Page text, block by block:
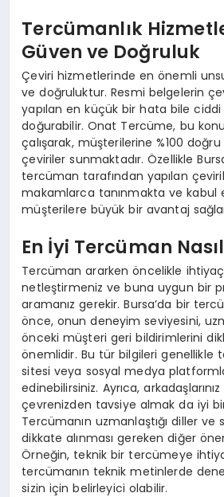
Tercümanlık
Güven ve Doğruluk
Çeviri hizmetlerinde en önemli
ve doğruluktur. Resmi belgelerin
yapılan en küçük bir hata bile
doğurabilir. Onat Tercüme, bu
çalışarak, müşterilerine %100
çeviriler sunmaktadır. Özellikle
tercüman tarafından yapılan
makamlarca tanınmakta ve kabul
müşterilere büyük bir avantaj
En İyi Tercüman
Tercüman ararken öncelikle
netleştirmeniz ve buna uygun bir
aramanız gerekir. Bursa’da bir
önce, onun deneyim seviyesini,
önceki müşteri geri bildirimlerini
önemlidir. Bu tür bilgileri genellikle
sitesi veya sosyal medya
edinebilirsiniz. Ayrıca,
çevrenizden tavsiye almak da iyi
Tercümanın uzmanlaştığı diller
dikkate alınması gereken diğer
Örneğin, teknik bir tercümeye
tercümanın teknik metinlerde
sizin için belirleyici olabilir.